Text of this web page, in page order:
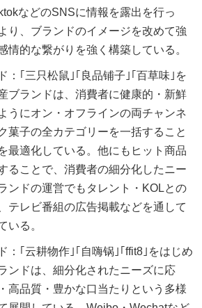
などのSNSに情報を露出を行っ
り、ブランドのイメージを改めて強
情的な繋がりを強く構築している。
｢三只松鼠｣｢良品铺子｣｢百草味｣を
ブランドは、消費者に健康的・新鮮
うにオン・オフラインの両チャンネ
菓子の全カテゴリーを一括すること
最適化している。他にもヒット商品
ることで、消費者の細分化したニー
ンドの運営でもタレント・KOLとの
テレビ番組の広告掲載などを通して
いる。
｢云耕物作｣｢自嗨锅｣｢ffit8｣をはじめ
ンドは、細分化されたニーズに応
高品質・豊かな口当たりという多様